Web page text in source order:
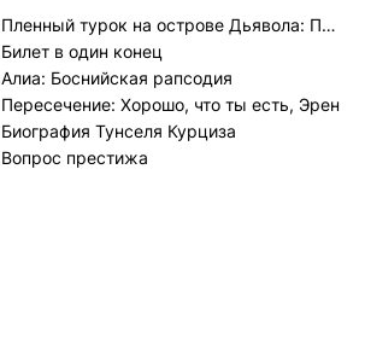
Пленный турок на острове Дьявола: Полицейский Джемиль
Билет в один конец
Алиа: Боснийская рапсодия
Пересечение: Хорошо, что ты есть, Эрен
Биография Тунселя Курциза
Вопрос престижа